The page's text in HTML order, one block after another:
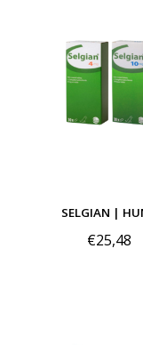
SELGIAN |
€25,48